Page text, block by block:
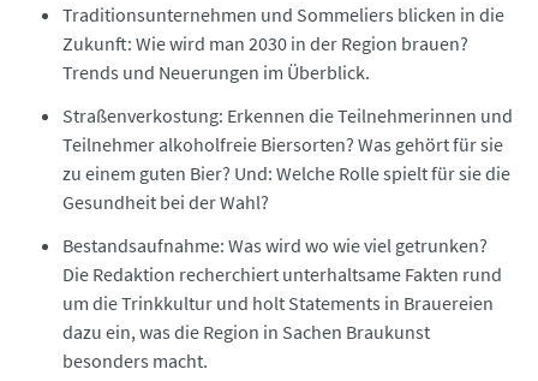
Traditionsunternehmen und Sommeliers blicken in die
Zukunft: Wie wird man 2030 in der Region brauen?
Trends und Neuerungen im Überblick.
Straßenverkostung: Erkennen die Teilnehmerinnen und
Teilnehmer alkoholfreie Biersorten? Was gehört für sie
zu einem guten Bier? Und: Welche Rolle spielt für sie die
Gesundheit bei der Wahl?
Bestandsaufnahme: Was wird wo wie viel getrunken?
Die Redaktion recherchiert unterhaltsame Fakten rund
um die Trinkkultur und holt Statements in Brauereien
dazu ein, was die Region in Sachen Braukunst
besonders macht.